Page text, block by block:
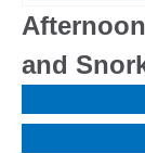
and